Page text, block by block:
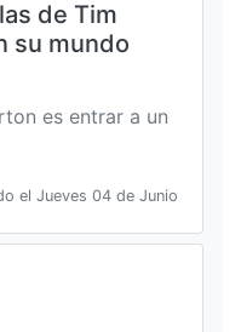
de Tim
su mundo
es entrar a un
el Jueves 04 de Junio